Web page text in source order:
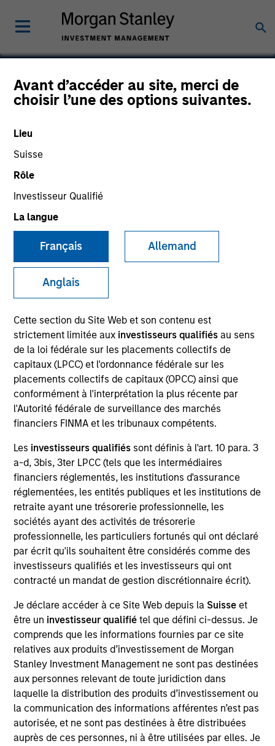
Avant d’accéder au site, merci de
choisir l’une des options suivantes.
Lieu
Suisse
Rôle
Investisseur Qualifié
La langue
Français Allemand
Anglais
Cette section du Site Web et son contenu est
strictement limitée aux investisseurs qualifiésau sens
de la loi fédérale sur les placements collectifs de
capitaux (LPCC) et l'ordonnance fédérale sur les
placements collectifs de capitaux (OPCC) ainsi que
conformément à l'interprétation la plus récente par
l'Autorité fédérale de surveillance des marchés
financiers FINMA et les tribunaux compétents.
Les investisseurs qualifiés sont définis à l'art. 10 para. 3
a-d, 3bis, 3ter LPCC (tels que les intermédiaires
financiers réglementés, les institutions d'assurance
réglementées, les entités publiques et les institutions de
retraite ayant une trésorerie professionnelle, les
sociétés ayant des activités de trésorerie
professionnelle, les particuliers fortunés qui ont déclaré
par écrit qu'ils souhaitent être considérés comme des
investisseurs qualifiés et les investisseurs qui ont
contracté un mandat de gestion discrétionnaire écrit).
Je déclare accéder à ce Site Web depuis la Suisse et
être un investisseur qualifiétel que défini ci-dessus. Je
comprends que les informations fournies par ce site
relatives aux produits d’investissement de Morgan
Stanley Investment Management ne sont pas destinées
aux personnes relevant de toute juridiction dans
laquelle la distribution des produits d’investissement ou
la communication des informations afférentes n’est pas
autorisée, et ne sont pas destinées à être distribuées
auprès de ces personnes, ni à être utilisées par elles. Je
The Pasha Group
SECTOR
Transportation
COUNTRY
United States
Invested on
Apr 2024
The Pasha Group (“Pasha”) is a family-owned, third-
generation diversified global logistics and
transportation company that provides ocean
transportation for containers and rolling stock
between the U.S. West Coast and Hawaii; port
processing services for finished and privately
owned vehicles; stevedoring for vehicles, breakbulk
and container cargos; auto hauling services with its
truck fleet throughout the contiguous U.S.; domestic
and international relocation services; nationwide
container and trailer trucking, LTL, and port
warehouse services, container drayage services
throughout California, international logistics
management for general commodity and project
cargoes, Offshore Wind support services in ports